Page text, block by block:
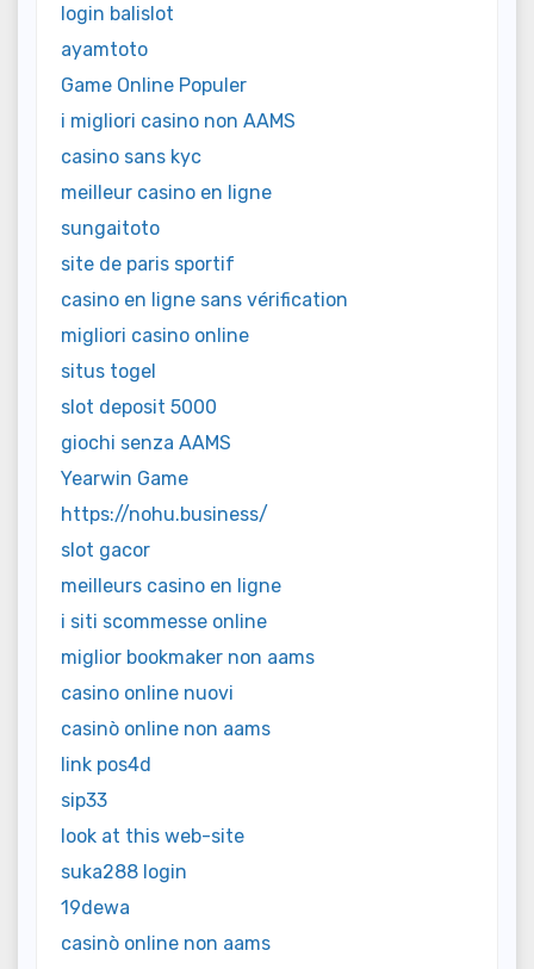
login balislot
ayamtoto
Game Online Populer
i migliori casino non AAMS
casino sans kyc
meilleur casino en ligne
sungaitoto
site de paris sportif
casino en ligne sans vérification
migliori casino online
situs togel
slot deposit 5000
giochi senza AAMS
Yearwin Game
https://nohu.business/
slot gacor
meilleurs casino en ligne
i siti scommesse online
miglior bookmaker non aams
casino online nuovi
casinò online non aams
link pos4d
sip33
look at this web-site
suka288 login
19dewa
casinò online non aams